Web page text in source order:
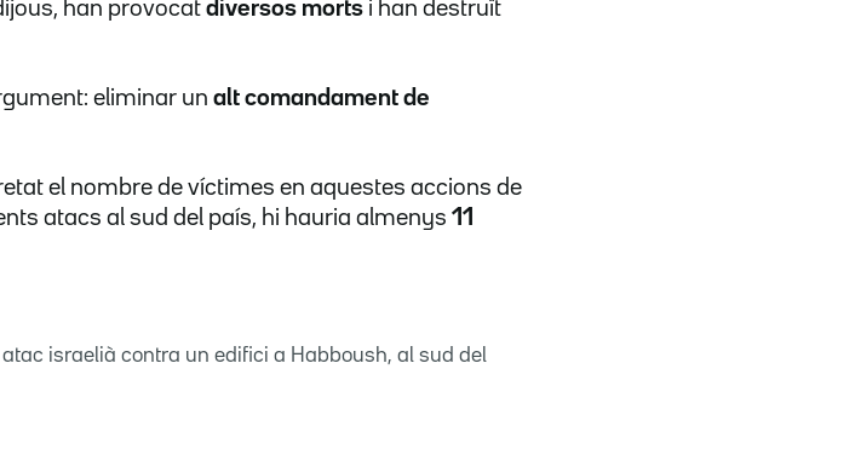
han provocat diversos morts i han destruït
eliminar un alt comandament de
el nombre de víctimes en aquestes accions de
atacs al sud del país, hi hauria almenys 11
israelià contra un edifici a Habboush, al sud del